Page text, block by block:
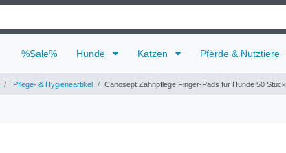
%Sale% Hunde Katzen Pferde & Nutztiere
Pflege- & Hygieneartikel Canosept Zahnpflege Finger-Pads für Hunde 50 Stück